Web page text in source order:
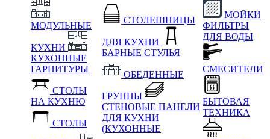
МОДУЛЬНЫЕ
КУХНИ
КУХОННЫЕ
ГАРНИТУРЫ
СТОЛЫ
НА КУХНЮ
СТОЛЫ
СТОЛЕШНИЦЫ
ДЛЯ КУХНИ
БАРНЫЕ СТУЛЬЯ
ОБЕДЕННЫЕ
ГРУППЫ
СТЕНОВЫЕ ПАНЕЛИ
ДЛЯ КУХНИ
(КУХОННЫЕ
МОЙКИ
ФИЛЬТРЫ
ДЛЯ ВОДЫ
СМЕСИТЕЛИ
БЫТОВАЯ
ТЕХНИКА